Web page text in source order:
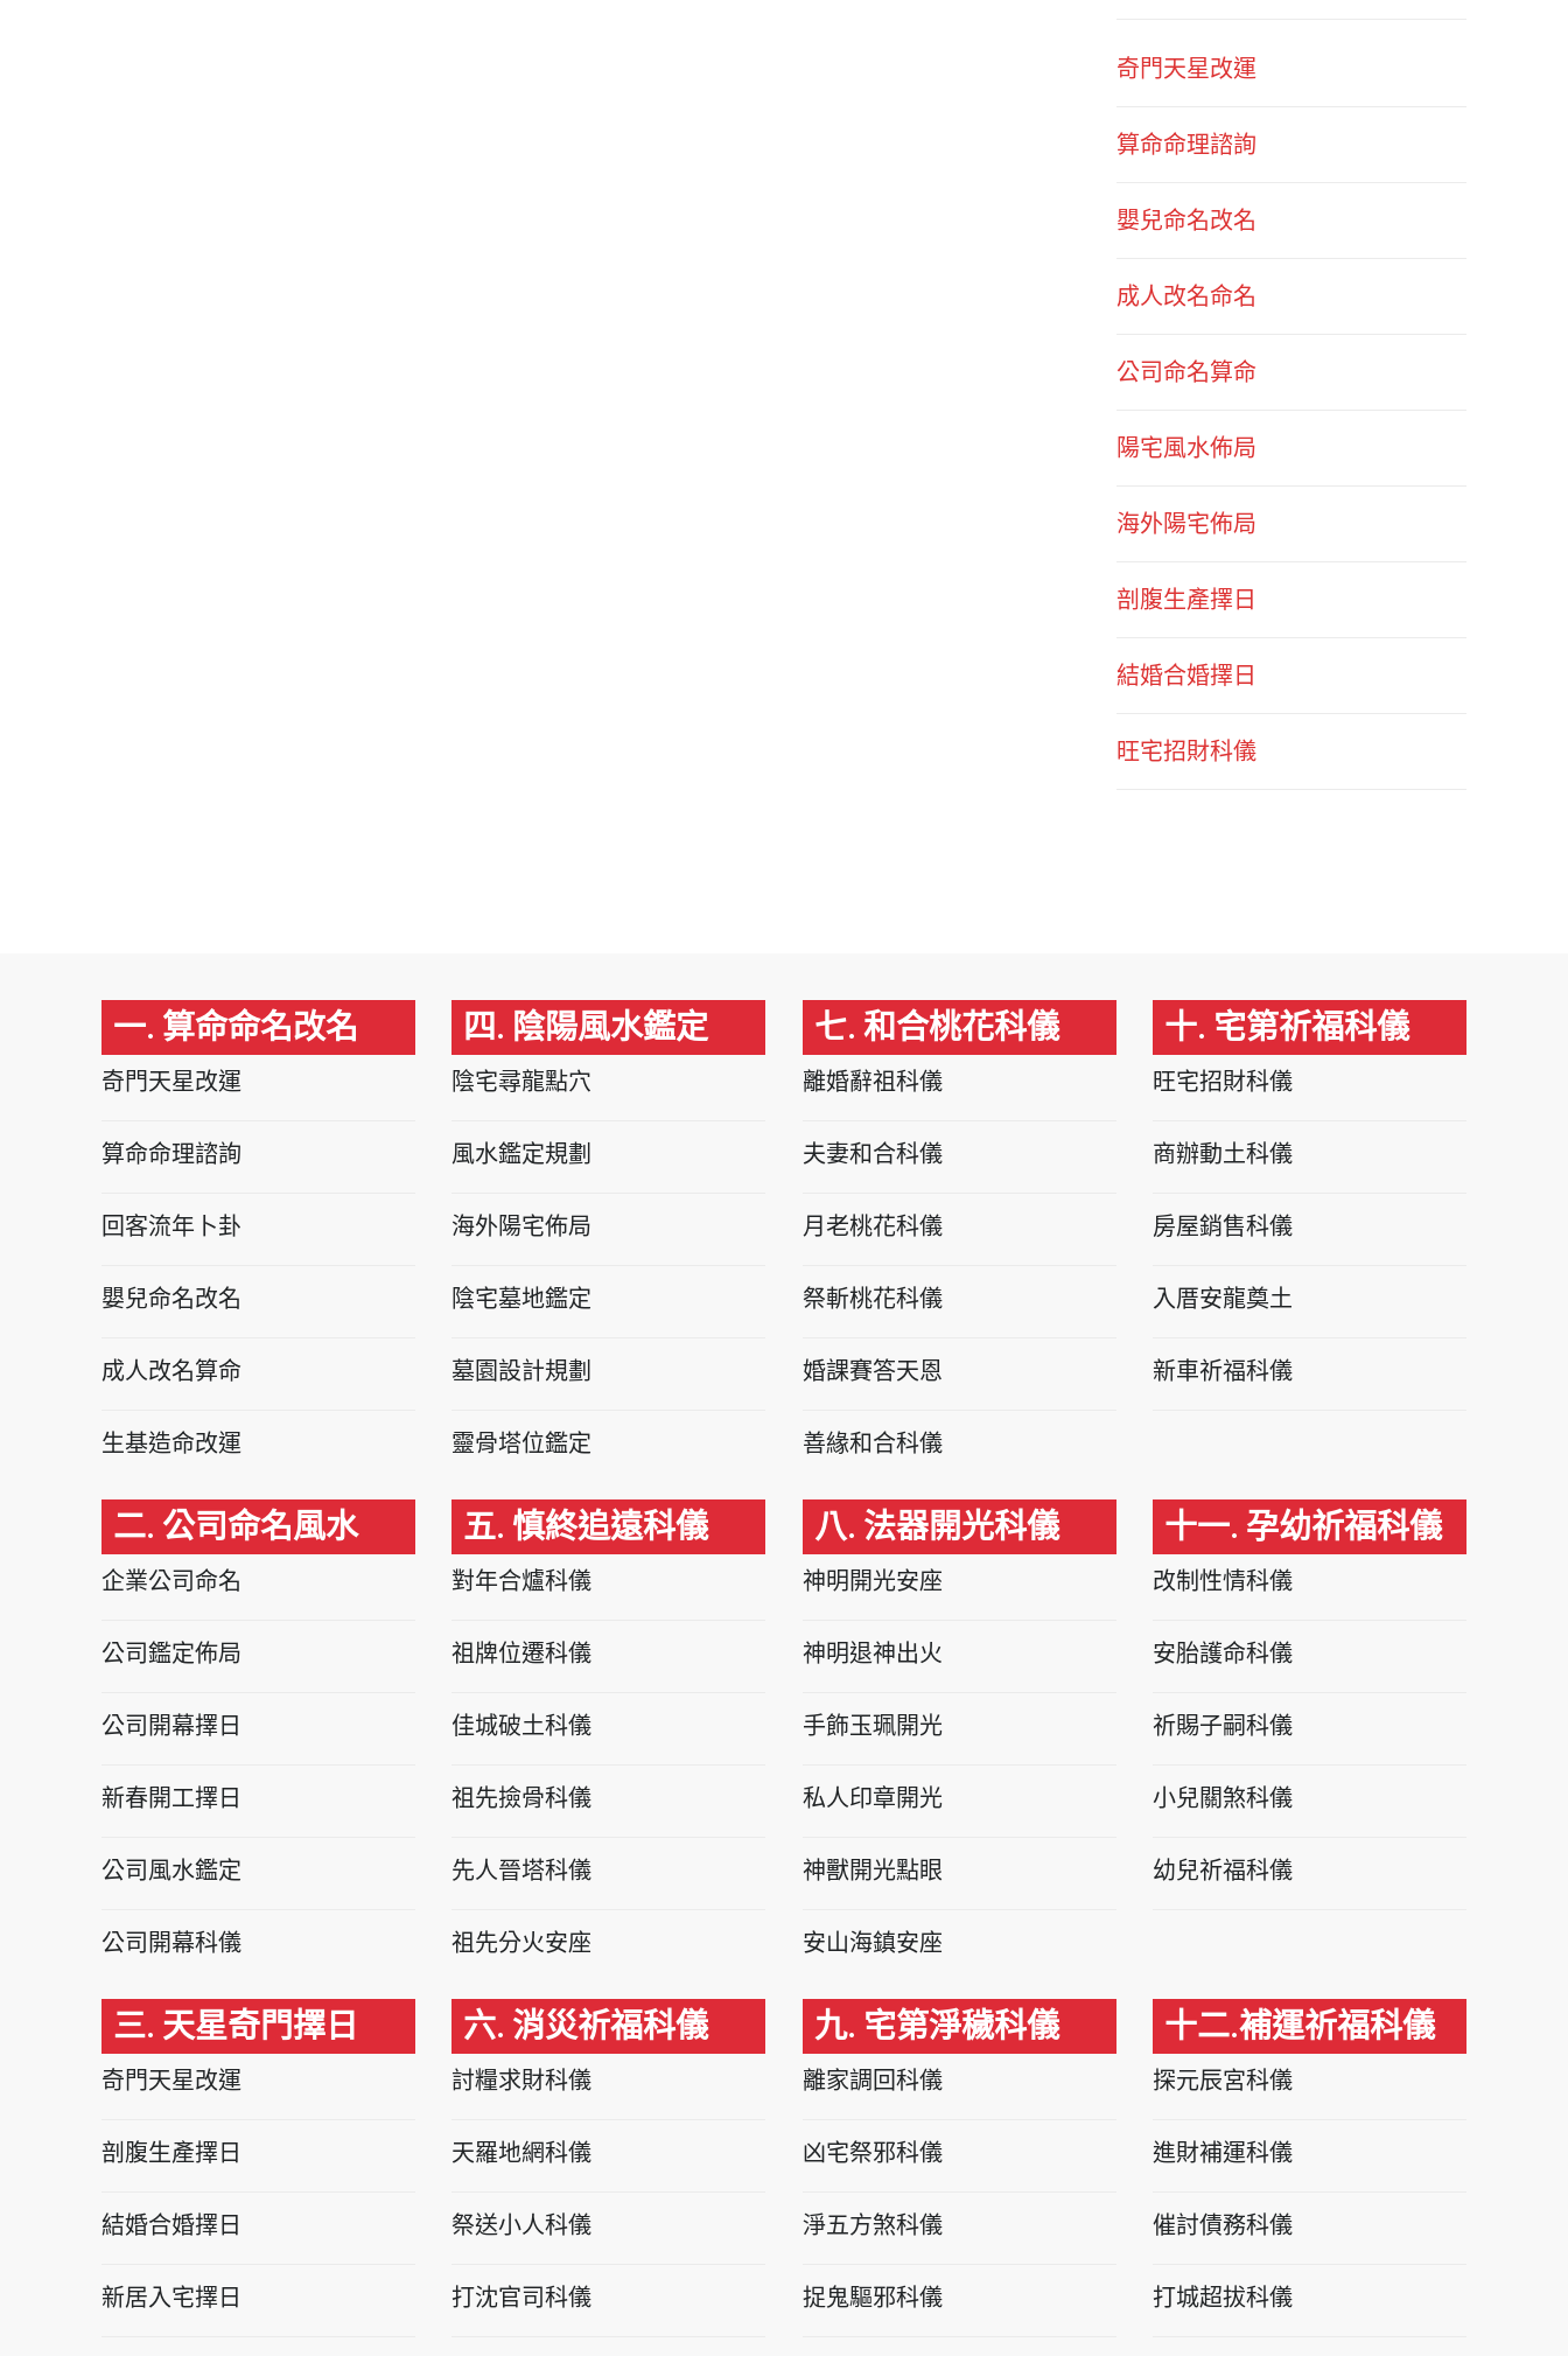
奇門天星改運
算命命理諮詢
嬰兒命名改名
成人改名命名
公司命名算命
陽宅風水佈局
海外陽宅佈局
剖腹生產擇日
結婚合婚擇日
旺宅招財科儀
一. 算命命名改名
奇門天星改運
算命命理諮詢
回客流年卜卦
嬰兒命名改名
成人改名算命
生基造命改運
二. 公司命名風水
企業公司命名
公司鑑定佈局
公司開幕擇日
新春開工擇日
公司風水鑑定
公司開幕科儀
三. 天星奇門擇日
奇門天星改運
剖腹生產擇日
結婚合婚擇日
新居入宅擇日
四. 陰陽風水鑑定
陰宅尋龍點穴
風水鑑定規劃
海外陽宅佈局
陰宅墓地鑑定
墓園設計規劃
靈骨塔位鑑定
五. 慎終追遠科儀
對年合爐科儀
祖牌位遷科儀
佳城破土科儀
祖先撿骨科儀
先人晉塔科儀
祖先分火安座
六. 消災祈福科儀
討糧求財科儀
天羅地網科儀
祭送小人科儀
打沈官司科儀
七. 和合桃花科儀
離婚辭祖科儀
夫妻和合科儀
月老桃花科儀
祭斬桃花科儀
婚課賽答天恩
善緣和合科儀
八. 法器開光科儀
神明開光安座
神明退神出火
手飾玉珮開光
私人印章開光
神獸開光點眼
安山海鎮安座
九. 宅第淨穢科儀
離家調回科儀
凶宅祭邪科儀
淨五方煞科儀
捉鬼驅邪科儀
十. 宅第祈福科儀
旺宅招財科儀
商辦動土科儀
房屋銷售科儀
入厝安龍奠土
新車祈福科儀
十一. 孕幼祈福科儀
改制性情科儀
安胎護命科儀
祈賜子嗣科儀
小兒關煞科儀
幼兒祈福科儀
十二.補運祈福科儀
探元辰宮科儀
進財補運科儀
催討債務科儀
打城超拔科儀